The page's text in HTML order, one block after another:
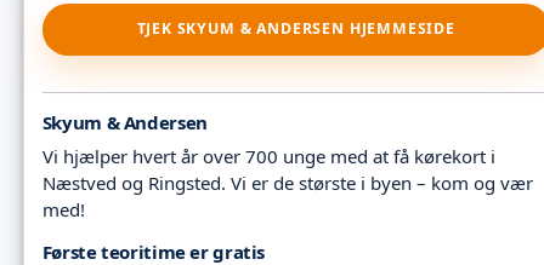
TJEK SKYUM & ANDERSEN HJEMMESIDE
Skyum & Andersen
Vi hjælper hvert år over 700 unge med at få kørekort i
Næstved og Ringsted. Vi er de største i byen – kom og vær
med!
Første teoritime er gratis